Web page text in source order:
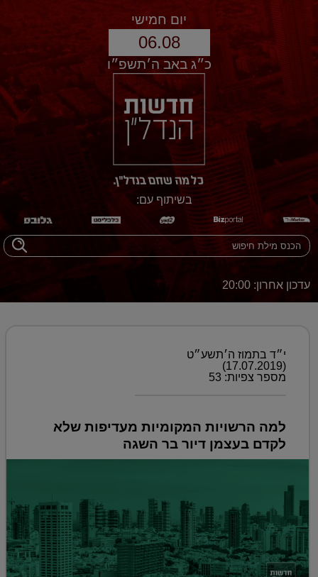
יום חמישי
06.08
כ״ג באב ה׳תשפ״ו
בשיתוף עם:
עדכון אחרון: 20:00
י״ד בתמוז ה׳תשע״ט
(17.07.2019)
מספר צפיות: 53
למה הרשויות המקומיות מעדיפות שלא
לקדם בעצמן דיור בר השגה